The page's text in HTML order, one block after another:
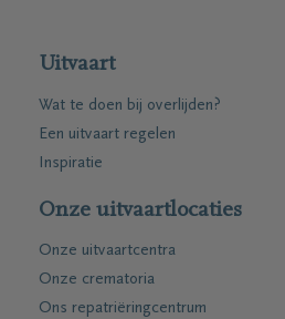
Uitvaart
Wat te doen bij overlijden?
Een uitvaart regelen
Inspiratie
Onze uitvaartlocaties
Onze uitvaartcentra
Onze crematoria
Ons repatriëringcentrum